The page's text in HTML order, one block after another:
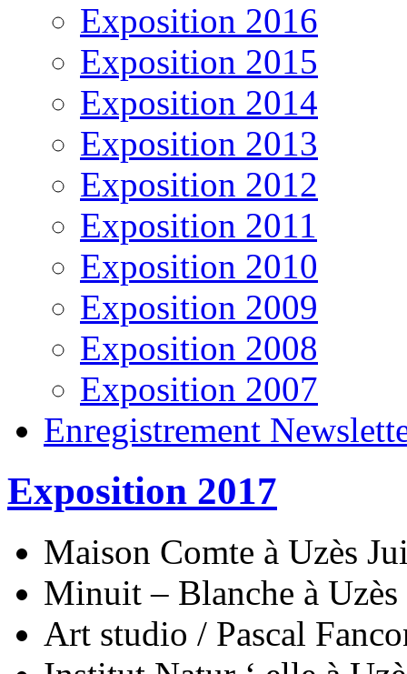
Exposition 2016
Exposition 2015
Exposition 2014
Exposition 2013
Exposition 2012
Exposition 2011
Exposition 2010
Exposition 2009
Exposition 2008
Exposition 2007
Enregistrement
Exposition 2017
Maison Comte à Uzès
Minuit – Blanche à Uzès
Art studio / Pascal